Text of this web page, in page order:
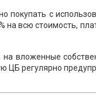
покупать с
на всю стоимость,
вложенные
ЦБ регулярно